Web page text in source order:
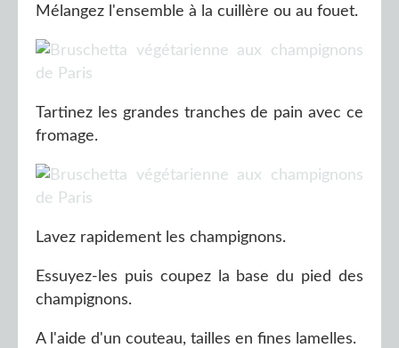
Mélangez l'ensemble à la cuillère ou au fouet.
Tartinez les grandes tranches de pain avec ce
fromage.
Lavez rapidement les champignons.
Essuyez-les puis coupez la base du pied des
champignons.
A l'aide d'un couteau, tailles en fines lamelles.